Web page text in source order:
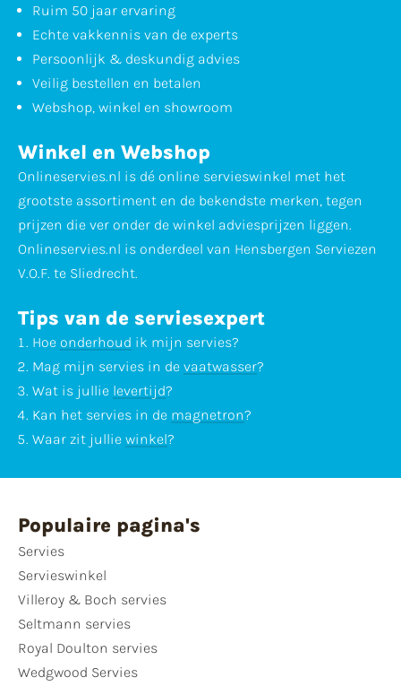
Ruim 50 jaar ervaring
Echte vakkennis van de experts
Persoonlijk & deskundig advies
Veilig bestellen en betalen
Webshop, winkel en showroom
Winkel en Webshop
Onlineservies.nl is dé online servieswinkel met het
grootste assortiment en de bekendste merken, tegen
prijzen die ver onder de winkel adviesprijzen liggen.
Onlineservies.nl is onderdeel van Hensbergen Serviezen
V.O.F. te Sliedrecht.
Tips van de serviesexpert
Hoe onderhoud ik mijn servies?
Mag mijn servies in de vaatwasser?
Wat is jullie levertijd?
Kan het servies in de magnetron?
Waar zit jullie winkel?
Populaire pagina's
Servies
Servieswinkel
Villeroy & Boch servies
Seltmann servies
Royal Doulton servies
Wedgwood Servies